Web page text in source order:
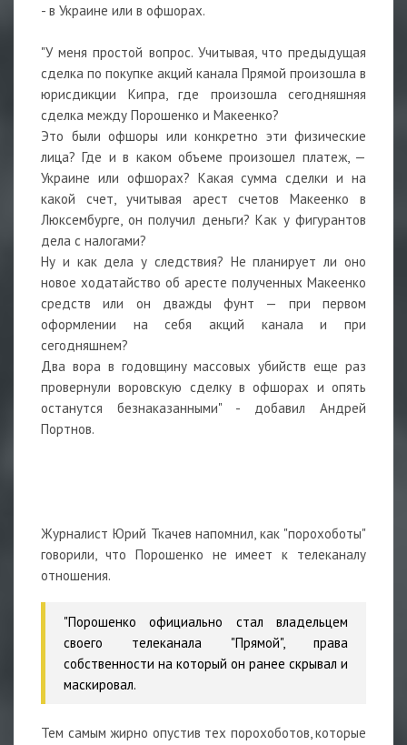
- в Украине или в офшорах.
"У меня простой вопрос. Учитывая, что предыдущая
сделка по покупке акций канала Прямой произошла в
юрисдикции Кипра, где произошла сегодняшняя
сделка между Порошенко и Макеенко?
Это были офшоры или конкретно эти физические
лица? Где и в каком объеме произошел платеж, —
Украине или офшорах? Какая сумма сделки и на
какой счет, учитывая арест счетов Макеенко в
Люксембурге, он получил деньги? Как у фигурантов
дела с налогами?
Ну и как дела у следствия? Не планирует ли оно
новое ходатайство об аресте полученных Макеенко
средств или он дважды фунт — при первом
оформлении на себя акций канала и при
сегодняшнем?
Два вора в годовщину массовых убийств еще раз
провернули воровскую сделку в офшорах и опять
останутся безнаказанными" - добавил Андрей
Портнов.
Журналист Юрий Ткачев напомнил, как "порохоботы"
говорили, что Порошенко не имеет к телеканалу
отношения.
"Порошенко официально стал владельцем
своего телеканала "Прямой", права
собственности на который он ранее скрывал и
маскировал.
Тем самым жирно опустив тех порохоботов, которые